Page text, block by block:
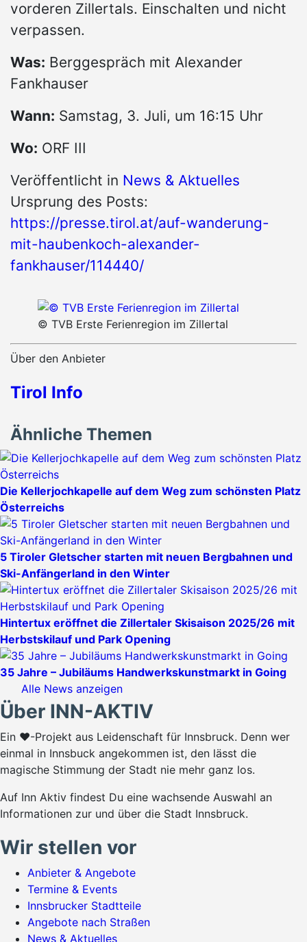
vorderen Zillertals. Einschalten und nicht
verpassen.
Was: Berggespräch mit Alexander
Fankhauser
Wann: Samstag, 3. Juli, um 16:15 Uhr
Wo: ORF III
Veröffentlicht in News & Aktuelles
Ursprung des Posts:
https://presse.tirol.at/auf-wanderung-
mit-haubenkoch-alexander-
fankhauser/114440/
© TVB Erste Ferienregion im Zillertal
Über den Anbieter
Tirol Info
Ähnliche Themen
Die Kellerjochkapelle auf dem Weg zum schönsten Platz
Österreichs
5 Tiroler Gletscher starten mit neuen Bergbahnen und
Ski-Anfängerland in den Winter
Hintertux eröffnet die Zillertaler Skisaison 2025/26 mit
Herbstskilauf und Park Opening
35 Jahre – Jubiläums Handwerkskunstmarkt in Going
Alle News anzeigen
Über INN-AKTIV
Ein ♥-Projekt aus Leidenschaft für Innsbruck. Denn wer
einmal in Innsbuck angekommen ist, den lässt die
magische Stimmung der Stadt nie mehr ganz los.
Auf Inn Aktiv findest Du eine wachsende Auswahl an
Informationen zur und über die Stadt Innsbruck.
Wir stellen vor
Anbieter & Angebote
Termine & Events
Innsbrucker Stadtteile
Angebote nach Straßen
News & Aktuelles